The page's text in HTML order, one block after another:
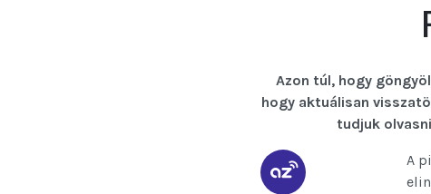
Azon túl, hogy
hogy aktuálisan
tudjuk
A